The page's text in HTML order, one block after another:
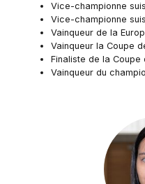
Vice-championne
Vice-championne
Vainqueur de la
Vainqueur la Coupe
Finaliste de la Coupe
Vainqueur du